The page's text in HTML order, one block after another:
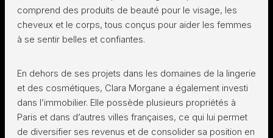
comprend des produits de beauté pour le visage, les
cheveux et le corps, tous conçus pour aider les femmes
à se sentir belles et confiantes.
En dehors de ses projets dans les domaines de la lingerie
et des cosmétiques, Clara Morgane a également investi
dans l’immobilier. Elle possède plusieurs propriétés à
Paris et dans d’autres villes françaises, ce qui lui permet
de diversifier ses revenus et de consolider sa position en